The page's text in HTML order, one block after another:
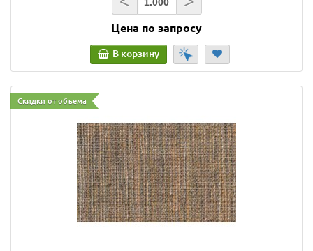
Цена по запросу
В корзину
Скидки от объема